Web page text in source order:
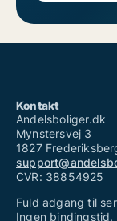
Kontakt
Andelsboliger.dk
Mynstersvej 3
1827
CVR: 38854925
Fuld adgang til
Ingen bindingstid.